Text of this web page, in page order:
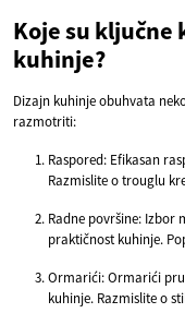
Koje su ključne
kuhinje?
Dizajn kuhinje obuhvata
razmotriti:
Raspored: Efikasan
Razmislite o trouglu
Radne površine: Izbor
praktičnost kuhinje.
Ormarići: Ormarići
kuhinje. Razmislite o